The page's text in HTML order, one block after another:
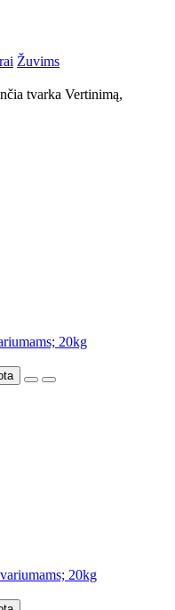
Žuvims
tvarka Vertinimą,
20kg
20kg